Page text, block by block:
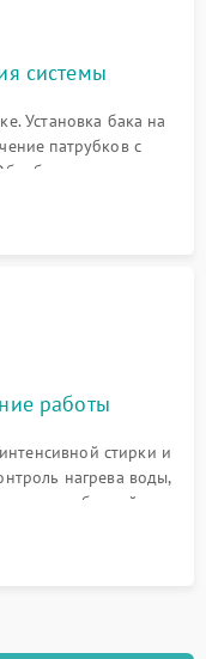
системы
Установка бака на
патрубков с
стыков
протечек воды.
работы
стирки и
нагрева воды,
вибраций,
корпусом.